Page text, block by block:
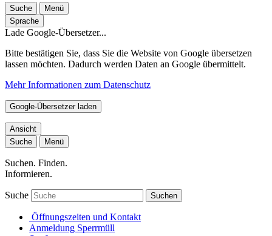
Suche
Menü
Sprache
Lade Google-Übersetzer...
Bitte bestätigen Sie, dass Sie die Website von Google übersetzen
lassen möchten. Dadurch werden Daten an Google übermittelt.
Mehr Informationen zum Datenschutz
Google-Übersetzer laden
Ansicht
Suche
Menü
Suchen. Finden.
Informieren.
Suche Suchen
Öffnungszeiten und Kontakt
Anmeldung Sperrmüll